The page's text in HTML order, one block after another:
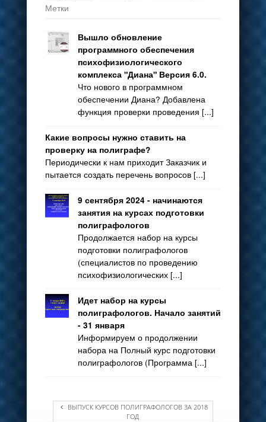
Метки
Вышло обновление
программного обеспечения
психофизиологического
комплекса "Диана" Версия 6.0.
Что нового в программном
обеспечении Диана? Добавлена
функция проверки проведения [...]
Какие вопросы нужно ставить на
проверку на полиграфе?
Периодически к нам приходит Заказчик и
пытается создать перечень вопросов [...]
9 сентября 2024 - начинаются
занятия на курсах подготовки
полиграфологов
Продолжается набор на курсы
подготовки полиграфологов
(специалистов по проведению
психофизиологических [...]
Идет набор на курсы
полиграфологов. Начало занятий
- 31 января
Информируем о продолжении
набора на Полный курс подготовки
полиграфологов (Программа [...]
ВЫПУСК КУРСОВ ПОЛИГРАФОЛОГОВ ЗА 2018
ГОД